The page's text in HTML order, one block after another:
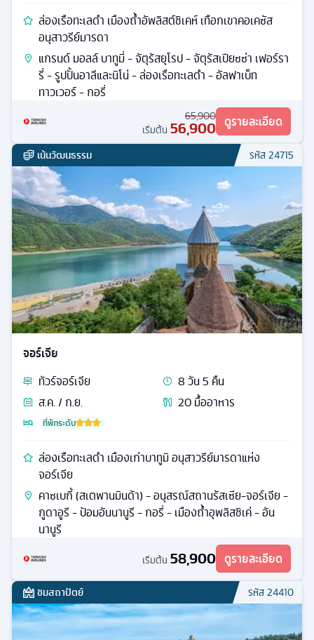
ล่องเรือทะเลดำ เมืองถ้ำอัพลิสต์ชิเคห์ เทือกเขาคอเคซัส
อนุสาวรีย์มารดา
แกรนด์ มอลล์ บาทูมี่ - จัตุรัสยุโรป - จัตุรัสเปียซซ่า เฟอร์รา
รี่ - รูปปั้นอาลีและนิโน่ - ล่องเรือทะเลดำ - อัลฟาเบ็ท
ทาวเวอร์ - กอรี่
65,900
เริ่มต้น 56,900 ดูรายละเอียด
เน้นวัฒนธรรม รหัส24715
จอร์เจีย
ทัวร์จอร์เจีย 8วัน5 คืน
ส.ค. / ก.ย.
20มื้ออาหาร
ที่พักระดับ
ล่องเรือทะเลดำ เมืองเก่าบาทูมิ อนุสาวรีย์มารดาแห่ง
จอร์เจีย
คาซเบกี้ (สเตพานมินด้า) - อนุสรณ์สถานรัสเซีย-จอร์เจีย -
กูดาอูรี - ป้อมอันนานูรี - กอรี่ - เมืองถ้ำอุพลิสชิเค่ - อัน
นานูรี
เริ่มต้น 58,900 ดูรายละเอียด
ชมสถาปัตย์ รหัส24410